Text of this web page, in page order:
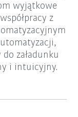
wyjątkowe
z
załadunku
i intuicyjny.